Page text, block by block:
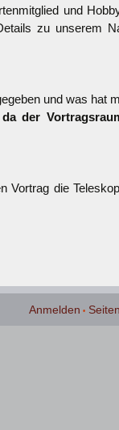
und
zu unserem
und was hat
der
die
Anmelden